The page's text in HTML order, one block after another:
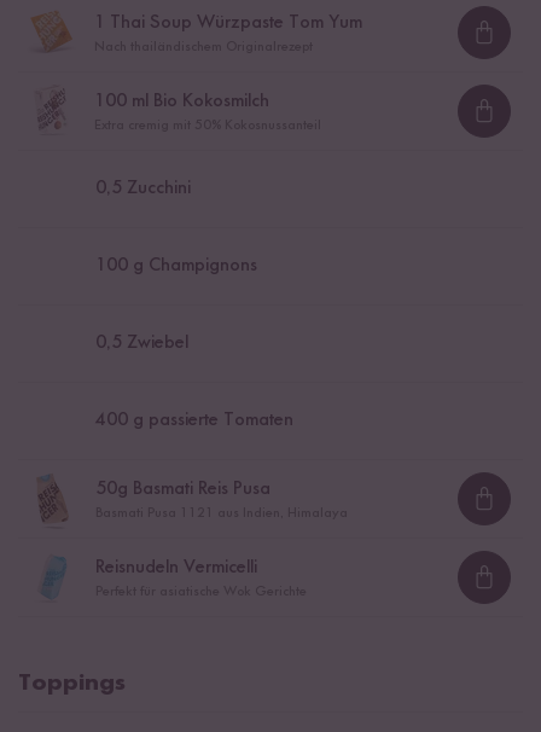
Thai Soup Würzpaste Tom Yum
100 ml Bio Kokosmilch
0,5 Zucchini
100 g Champignons
0,5 Zwiebel
400 g passierte Tomaten
50g Basmati Reis Pusa
Reisnudeln Vermicelli
Toppings